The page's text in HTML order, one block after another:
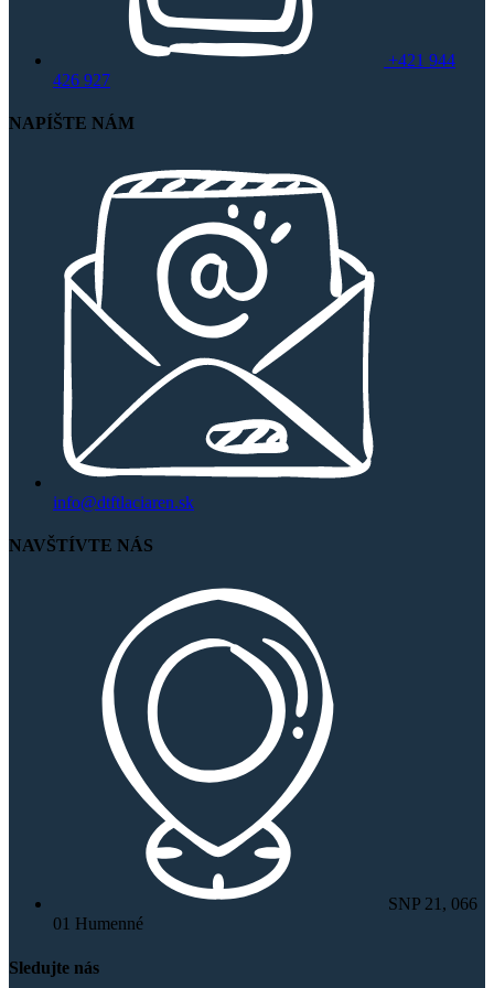
+421 944
426 927
NAPÍŠTE NÁM
info@dtftlaciaren.sk
NAVŠTÍVTE NÁS
SNP 21, 066
01 Humenné
Sledujte nás